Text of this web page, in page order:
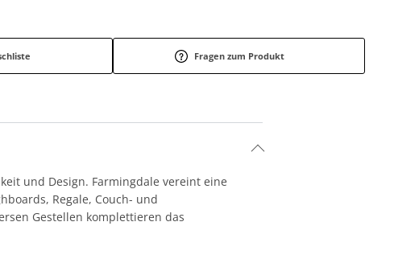
Fragen zum Produkt
und Design. Farmingdale vereint eine
Regale, Couch- und
Gestellen komplettieren das